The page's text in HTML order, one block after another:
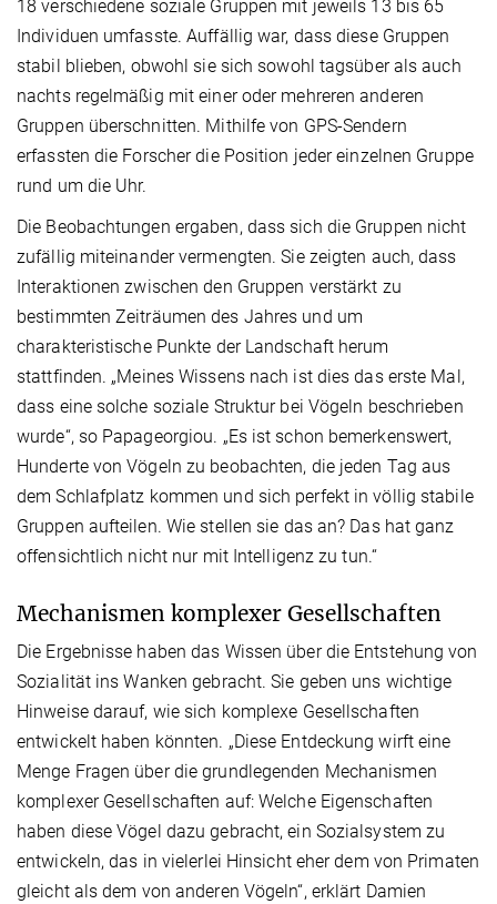
18 verschiedene soziale Gruppen mit jeweils 13 bis 65
Individuen umfasste. Auffällig war, dass diese Gruppen
stabil blieben, obwohl sie sich sowohl tagsüber als auch
nachts regelmäßig mit einer oder mehreren anderen
Gruppen überschnitten. Mithilfe von GPS-Sendern
erfassten die Forscher die Position jeder einzelnen Gruppe
rund um die Uhr.
Die Beobachtungen ergaben, dass sich die Gruppen nicht
zufällig miteinander vermengten. Sie zeigten auch, dass
Interaktionen zwischen den Gruppen verstärkt zu
bestimmten Zeiträumen des Jahres und um
charakteristische Punkte der Landschaft herum
stattfinden. „Meines Wissens nach ist dies das erste Mal,
dass eine solche soziale Struktur bei Vögeln beschrieben
wurde“, so Papageorgiou. „Es ist schon bemerkenswert,
Hunderte von Vögeln zu beobachten, die jeden Tag aus
dem Schlafplatz kommen und sich perfekt in völlig stabile
Gruppen aufteilen. Wie stellen sie das an? Das hat ganz
offensichtlich nicht nur mit Intelligenz zu tun.“
Mechanismen komplexer Gesellschaften
Die Ergebnisse haben das Wissen über die Entstehung von
Sozialität ins Wanken gebracht. Sie geben uns wichtige
Hinweise darauf, wie sich komplexe Gesellschaften
entwickelt haben könnten. „Diese Entdeckung wirft eine
Menge Fragen über die grundlegenden Mechanismen
komplexer Gesellschaften auf: Welche Eigenschaften
haben diese Vögel dazu gebracht, ein Sozialsystem zu
entwickeln, das in vielerlei Hinsicht eher dem von Primaten
gleicht als dem von anderen Vögeln“, erklärt Damien